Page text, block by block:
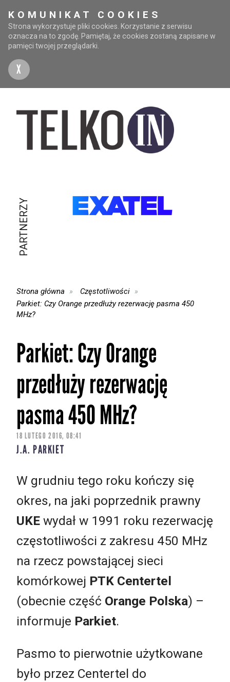
KOMUNIKAT COOKIES
Strona wykorzystuje pliki cookies. Korzystanie z serwisu
oznacza na to zgodę. Pamiętaj, że cookies zostaną zapisane w
pamięci twojej przeglądarki.
X
PARTNERZY
Strona główna
Częstotliwości
Parkiet: Czy Orange przedłuży rezerwację pasma 450
MHz?
Parkiet: Czy Orange
przedłuży rezerwację
pasma 450 MHz?
18 LUTEGO 2016, 08:41
J.A. PARKIET
W grudniu tego roku kończy się
okres, na jaki poprzednik prawny
UKE wydał w 1991 roku rezerwację
częstotliwości z zakresu 450 MHz
na rzecz powstającej sieci
komórkowej PTK Centertel
(obecnie część Orange Polska) ­–
informuje Parkiet.
Pasmo to pierwotnie użytkowane
było przez Centertel do